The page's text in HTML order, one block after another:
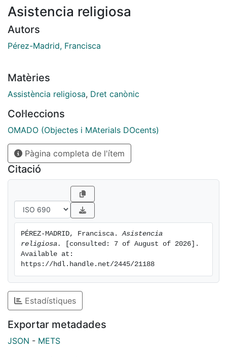
Asistencia religiosa
Autors
Pérez-Madrid, Francisca
Matèries
Assistència religiosa, Dret canònic
Col·leccions
OMADO (Objectes i MAterials DOcents)
Pàgina completa de l'ítem
Citació
PÉREZ-MADRID, Francisca. Asistencia
religiosa.
[consulted: 7 of August of 2026].
Available at:
https://hdl.handle.net/2445/21188
Estadístiques
Exportar metadades
JSON - METS